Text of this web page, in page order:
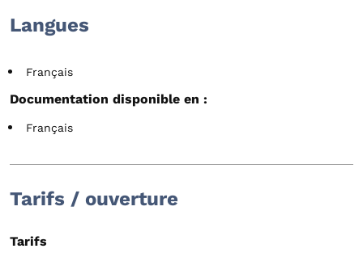
Langues
Français
Documentation disponible en :
Français
Tarifs / ouverture
Tarifs